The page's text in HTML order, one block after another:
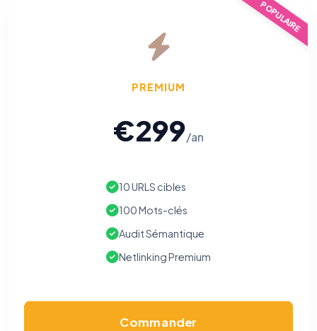
POPULAIRE
PREMIUM
€299/an
10 URLS cibles
100 Mots-clés
Audit Sémantique
Netlinking Premium
Commander